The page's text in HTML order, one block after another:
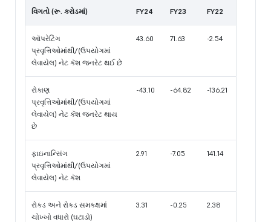
વિગતો (રૂ. કરોડમાં) FY24 FY23 FY22
ઑપરેટિંગ
પ્રવૃત્તિઓમાંથી/(ઉપયોગમાં
લેવાયેલ) નેટ કૅશ જનરેટ થઈ છે
43.60 71.63 -2.54
રોકાણ
પ્રવૃત્તિઓમાંથી/(ઉપયોગમાં
લેવાયેલ) નેટ કૅશ જનરેટ થાય
છે
-43.10 -64.82 -136.21
ફાઇનાન્સિંગ
પ્રવૃત્તિઓમાંથી/(ઉપયોગમાં
લેવાયેલ) નેટ કૅશ
2.91 -7.05 141.14
રોકડ અને રોકડ સમકક્ષમાં
ચોખ્ખો વધારો (ઘટાડો)
3.31 -0.25 2.38